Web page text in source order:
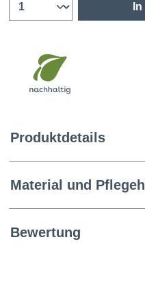
Produktdetails
Material und
Bewertung